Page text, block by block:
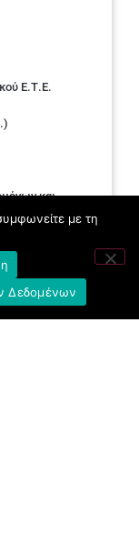
Ε.Τ.Ε.
και
με τη
Δεδομένων